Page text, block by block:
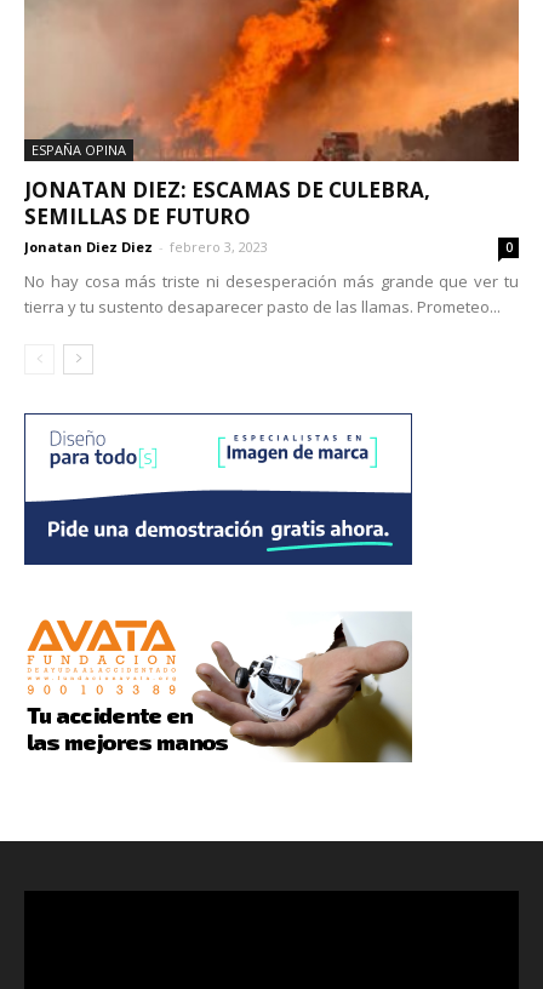
ESPAÑA OPINA
JONATAN DIEZ: ESCAMAS DE CULEBRA,
SEMILLAS DE FUTURO
Jonatan Diez Diez - febrero 3, 2023 0
No hay cosa más triste ni desesperación más grande que ver tu
tierra y tu sustento desaparecer pasto de las llamas. Prometeo...